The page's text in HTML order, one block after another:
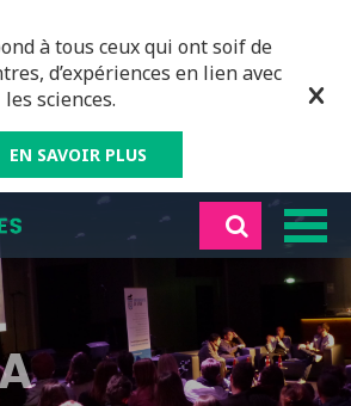
à tous ceux qui ont soif de
d’expériences en lien avec
les sciences.
EN SAVOIR PLUS